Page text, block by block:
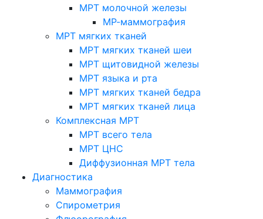
МРТ молочной железы
МР-маммография
МРТ мягких тканей
МРТ мягких тканей шеи
МРТ щитовидной железы
МРТ языка и рта
МРТ мягких тканей бедра
МРТ мягких тканей лица
Комплексная МРТ
МРТ всего тела
МРТ ЦНС
Диффузионная МРТ тела
Диагностика
Маммография
Спирометрия